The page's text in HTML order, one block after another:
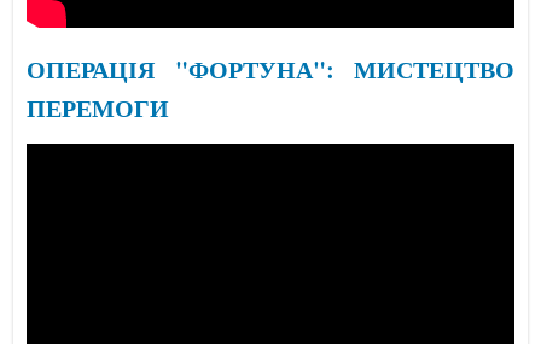
ОПЕРАЦІЯ "ФОРТУНА": МИСТЕЦТВО
ПЕРЕМОГИ